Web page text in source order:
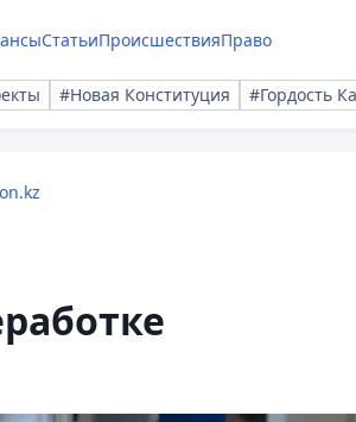
СтатьиПроисшествияПраво
#Новая Конституция #Гордость